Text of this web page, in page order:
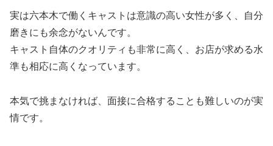
実は六本木で働くキャストは意識の高い女性が多く、自分
磨きにも余念がないんです。
キャスト自体のクオリティも非常に高く、お店が求める水
準も相応に高くなっています。
本気で挑まなければ、面接に合格することも難しいのが実
情です。